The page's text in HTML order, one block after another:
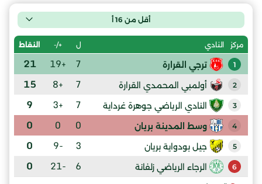
أقل من 16 أ
مركز النادي ل +/- النقاط
1 ترجي القرارة 7
+19
21
2 أولمبي المحمدي القرارة 7
+8
15
3 النادي الرياضي جوهرة غرداية 7
+3
9
4 وسط المدينة بريان 0
0
0
5 جيل بودواية بريان 3
-9
0
6 الرجاء الرياضي زلفانة 6
-21
0